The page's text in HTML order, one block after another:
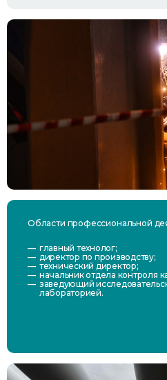
Области профессиональной
главный технолог;
директор по производству;
технический директор;
начальник отдела контроля
заведующий
лабораторией.